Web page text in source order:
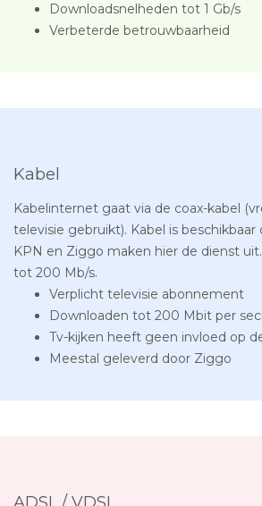
Downloadsnelheden tot 1 Gb/s
Verbeterde betrouwbaarheid
Kabel
Kabelinternet gaat via de coax-kabel
televisie gebruikt). Kabel is beschikbaar
KPN en Ziggo maken hier de dienst
tot 200 Mb/s.
Verplicht televisie abonnement
Downloaden tot 200 Mbit per
Tv-kijken heeft geen invloed op
Meestal geleverd door Ziggo